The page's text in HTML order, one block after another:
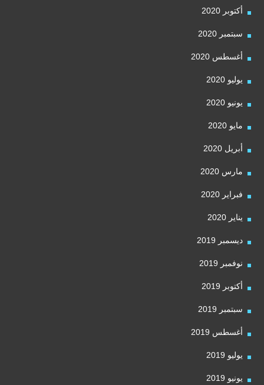
أكتوبر 2020
سبتمبر 2020
أغسطس 2020
يوليو 2020
يونيو 2020
مايو 2020
أبريل 2020
مارس 2020
فبراير 2020
يناير 2020
ديسمبر 2019
نوفمبر 2019
أكتوبر 2019
سبتمبر 2019
أغسطس 2019
يوليو 2019
يونيو 2019